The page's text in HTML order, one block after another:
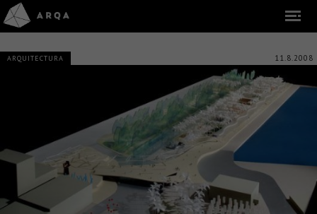
ARQUITECTURA 11.8.2008